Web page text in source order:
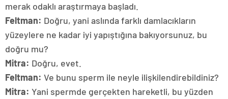
merak odaklı araştırmaya başladı.
Feltman: Doğru, yani aslında farklı damlacıkların
yüzeylere ne kadar iyi yapıştığına bakıyorsunuz, bu
doğru mu?
Mitra: Doğru, evet.
Feltman: Ve bunu sperm ile neyle ilişkilendirebildiniz?
Mitra: Yani spermde gerçekten hareketli, bu yüzden